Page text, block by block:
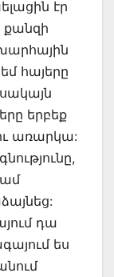
էր
քանզի
հայերը
երբեք
առարկա:
դա
ես